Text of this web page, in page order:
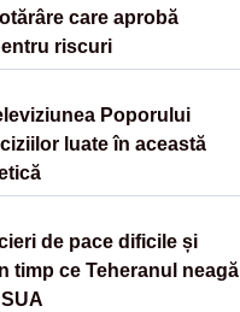
care aprobă
riscuri
Poporului
luate în această
de pace dificile și
timp ce Teheranul neagă